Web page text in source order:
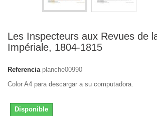
Les Inspecteurs aux Revues de
Impériale, 1804-1815
Referencia planche00990
Color A4 para descargar a su computadora.
Disponible